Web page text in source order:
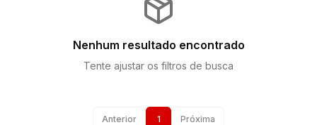
Nenhum resultado encontrado
Tente ajustar os filtros de busca
Anterior 1 Próxima